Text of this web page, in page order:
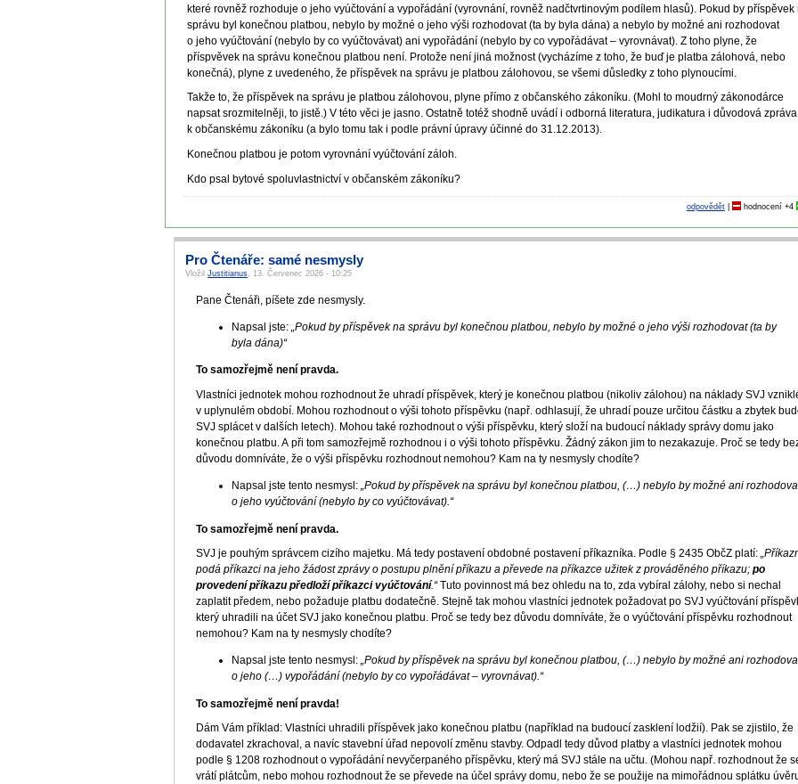
které rovněž rozhoduje o jeho vyúčtování a vypořádání (vyrovnání, rovněž nadčtvrtinovým podílem hlasů). Pokud by příspěvek
správu byl konečnou platbou, nebylo by možné o jeho výši rozhodovat (ta by byla dána) a nebylo by možné ani rozhodovat
o jeho vyúčtování (nebylo by co vyúčtovávat) ani vypořádání (nebylo by co vypořádávat – vyrovnávat). Z toho plyne, že
příspvěvek na správu konečnou platbou není. Protože není jiná možnost (vycházíme z toho, že buď je platba zálohová, nebo
konečná), plyne z uvedeného, že příspěvek na správu je platbou zálohovou, se všemi důsledky z toho plynoucími.
Takže to, že příspěvek na správu je platbou zálohovou, plyne přímo z občanského zákoníku. (Mohl to moudrný zákonodárce
napsat srozmitelněji, to jistě.) V této věci je jasno. Ostatně totéž shodně uvádí i odborná literatura, judikatura i důvodová zpráva
k občanskému zákoníku (a bylo tomu tak i podle právní úpravy účinné do 31.12.2013).
Konečnou platbou je potom vyrovnání vyúčtování záloh.
Kdo psal bytové spoluvlastnictví v občanském zákoníku?
odpovědět| hodnocení +4
Pro Čtenáře: samé nesmysly
VložilJustitianus , 13. Červenec 2026 - 10:25
Pane Čtenáři, píšete zde nesmysly.
Napsal jste:„Pokud by příspěvek na správu byl konečnou platbou, nebylo by možné o jeho výši rozhodovat (ta by
byla dána)“
To samozřejmě není pravda.
Vlastníci jednotek mohou rozhodnout že uhradí příspěvek, který je konečnou platbou (nikoliv zálohou) na náklady SVJ
v uplynulém období. Mohou rozhodnout o výši tohoto příspěvku (např. odhlasují, že uhradí pouze určitou částku a zbytek
SVJ splácet v dalších letech). Mohou také rozhodnout o výši příspěvku, který složí na budoucí náklady správy domu jako
konečnou platbu. A při tom samozřejmě rozhodnou i o výši tohoto příspěvku. Žádný zákon jim to nezakazuje. Proč se tedy
důvodu domníváte, že o výši příspěvku rozhodnout nemohou? Kam na ty nesmysly chodíte?
Napsal jste tento nesmysl:„Pokud by příspěvek na správu byl konečnou platbou, (…) nebylo by možné ani
o jeho vyúčtování (nebylo by co vyúčtovávat).“
To samozřejmě není pravda.
SVJ je pouhým správcem cizího majetku. Má tedy postavení obdobné postavení příkazníka. Podle § 2435 ObčZ platí:
podá příkazci na jeho žádost zprávy o postupu plnění příkazu a převede na příkazce užitek z prováděného příkazu;po
provedení příkazu předloží příkazci vyúčtování.“Tuto povinnost má bez ohledu na to, zda vybíral zálohy, nebo si nechal
zaplatit předem, nebo požaduje platbu dodatečně. Stejně tak mohou vlastníci jednotek požadovat po SVJ vyúčtování
který uhradili na účet SVJ jako konečnou platbu. Proč se tedy bez důvodu domníváte, že o vyúčtování příspěvku rozhodnout
nemohou? Kam na ty nesmysly chodíte?
Napsal jste tento nesmysl:„Pokud by příspěvek na správu byl konečnou platbou, (…) nebylo by možné ani
o jeho (…) vypořádání (nebylo by co vypořádávat – vyrovnávat).“
To samozřejmě není pravda!
Dám Vám příklad: Vlastníci uhradili příspěvek jako konečnou platbu (například na budoucí zasklení lodžií). Pak se zjistilo, že
dodavatel zkrachoval, a navíc stavební úřad nepovolí změnu stavby. Odpadl tedy důvod platby a vlastníci jednotek mohou
podle § 1208 rozhodnout o vypořádání nevyčerpaného příspěvku, který má SVJ stále na učtu. (Mohou např. rozhodnout že
vrátí plátcům, nebo mohou rozhodnout že se převede na účel správy domu, nebo že se použije na mimořádnou splátku